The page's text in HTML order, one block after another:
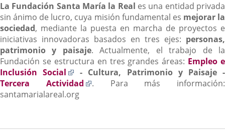
La Fundación Santa María la Real es una entidad privada
sin ánimo de lucro, cuya misión fundamental es mejorar la
sociedad, mediante la puesta en marcha de proyectos e
iniciativas innovadoras basados en tres ejes: personas,
patrimonio y paisaje. Actualmente, el trabajo de la
Fundación se estructura en tres grandes áreas: Empleo e
Inclusión Social
Enlace
a
una
- Cultura, Patrimonio y Paisaje -
Tercera Actividad
Enlace
externa.
. Para más información:
santamarialareal.org